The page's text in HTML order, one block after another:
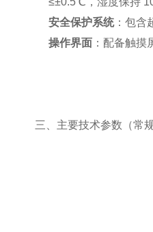
安全保护系统：包含
操作界面：配备触摸
三、主要技术参数（常